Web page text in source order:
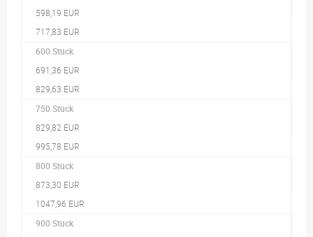
598,19 EUR
717,83 EUR
600 Stück
691,36 EUR
829,63 EUR
750 Stück
829,82 EUR
995,78 EUR
800 Stück
873,30 EUR
1047,96 EUR
900 Stück